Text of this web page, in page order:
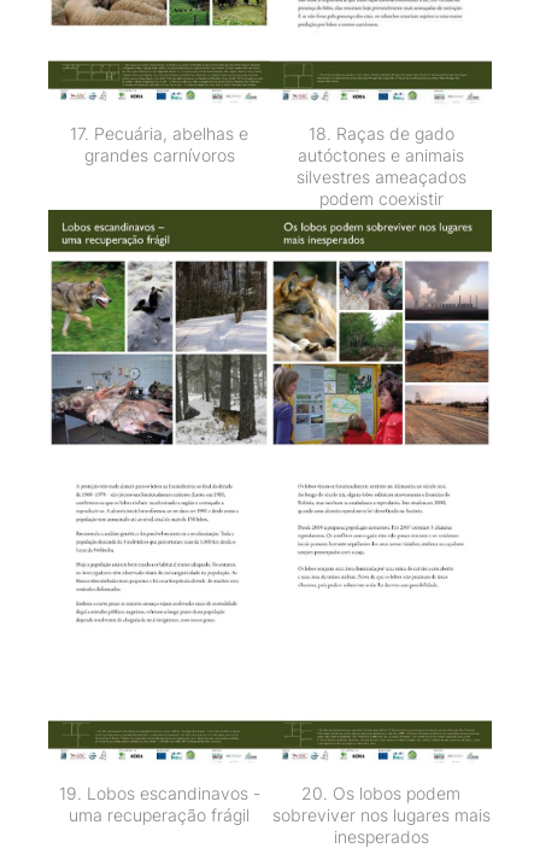
17. Pecuária, abelhas e
grandes carnívoros
18. Raças de gado
autóctones e animais
silvestres ameaçados
podem coexistir
19. Lobos escandinavos -
uma recuperação frágil
20. Os lobos podem
sobreviver nos lugares mais
inesperados